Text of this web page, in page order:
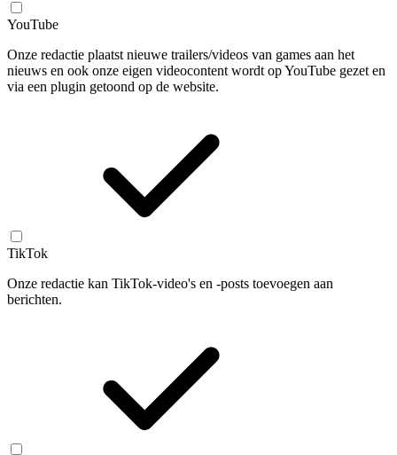
YouTube
Onze redactie plaatst nieuwe trailers/videos van games aan het
nieuws en ook onze eigen videocontent wordt op YouTube gezet en
via een plugin getoond op de website.
TikTok
Onze redactie kan TikTok-video's en -posts toevoegen aan
berichten.